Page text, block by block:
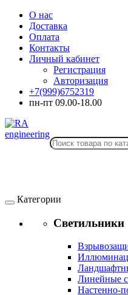
О нас
Доставка
Оплата
Контакты
Личный кабинет
Регистрация
Авторизация
+7(999)6752319
пн-пт 09.00-18.00
Категории
Светильники
Линейные
Настенно-